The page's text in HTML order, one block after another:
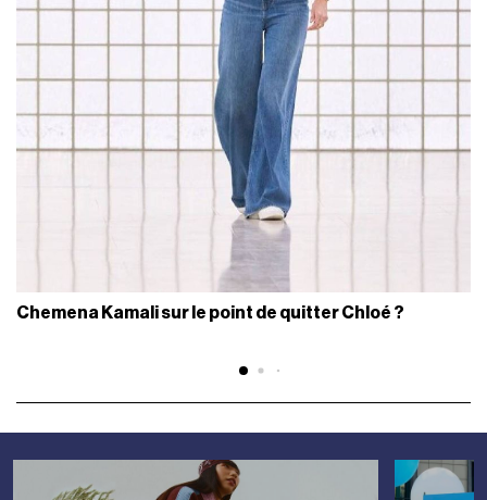
Chemena Kamali sur le point de quitter Chloé ?